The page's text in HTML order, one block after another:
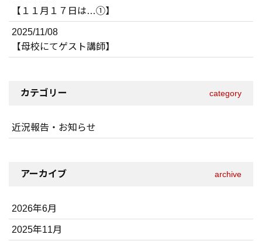
【１１月１７日は…①】
2025/11/08
【母校にてゲスト講師】
カテゴリー category
近況報告・お知らせ
アーカイブ archive
2026年6月
2025年11月